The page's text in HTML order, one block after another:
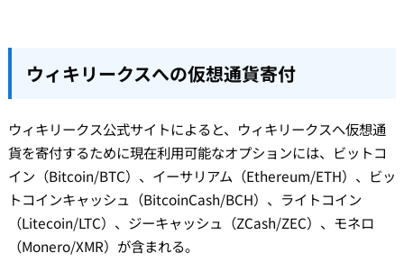
ウィキリークスへの仮想通貨寄付
ウィキリークス公式サイトによると、ウィキリークスへ仮想通
貨を寄付するために現在利用可能なオプションには、ビットコ
イン（Bitcoin/BTC）、イーサリアム（Ethereum/ETH）、ビッ
トコインキャッシュ（BitcoinCash/BCH）、ライトコイン
（Litecoin/LTC）、ジーキャッシュ（ZCash/ZEC）、モネロ
（Monero/XMR）が含まれる。